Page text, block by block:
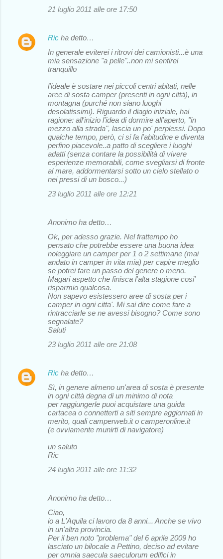
21 luglio 2011 alle ore 17:50
Ric ha detto…
In generale eviterei i ritrovi dei camionisti...è una
mia sensazione "a pelle"..non mi sentirei
tranquillo
l'ideale è sostare nei piccoli centri abitati, nelle
aree di sosta camper (presenti in ogni città), in
montagna (purché non siano luoghi
desolatissimi). Riguardo il diagio iniziale, hai
ragione: all'inizio l'idea di dormire all'aperto, "in
mezzo alla strada", lascia un po' perplessi. Dopo
qualche tempo, però, ci si fa l'abitudine e diventa
perfino piacevole..a patto di scegliere i luoghi
adatti (senza contare la possibilità di vivere
esperienze memorabili, come svegliarsi di fronte
al mare, addormentarsi sotto un cielo stellato o
nei pressi di un bosco...)
23 luglio 2011 alle ore 12:21
Anonimo ha detto…
Ok, per adesso grazie. Nel frattempo ho
pensato che potrebbe essere una buona idea
noleggiare un camper per 1 o 2 settimane (mai
andato in camper in vita mia) per capire meglio
se potrei fare un passo del genere o meno.
Magari aspetto che finisca l'alta stagione cosi'
risparmio qualcosa.
Non sapevo esistessero aree di sosta per i
camper in ogni citta'. Mi sai dire come fare a
rintracciarle se ne avessi bisogno? Come sono
segnalate?
Saluti
23 luglio 2011 alle ore 21:08
Ric ha detto…
Sì, in genere almeno un'area di sosta è presente
in ogni città degna di un minimo di nota
per raggiungerle puoi acquistare una guida
cartacea o connetterti a siti sempre aggiornati in
merito, quali camperweb.it o camperonline.it
(e ovviamente munirti di navigatore)
un saluto
Ric
24 luglio 2011 alle ore 11:32
Anonimo ha detto…
Ciao,
io a L'Aquila ci lavoro da 8 anni... Anche se vivo
in un'altra provincia.
Per il ben noto "problema" del 6 aprile 2009 ho
lasciato un bilocale a Pettino, deciso ad evitare
per omnia saecula saeculorum edifici in